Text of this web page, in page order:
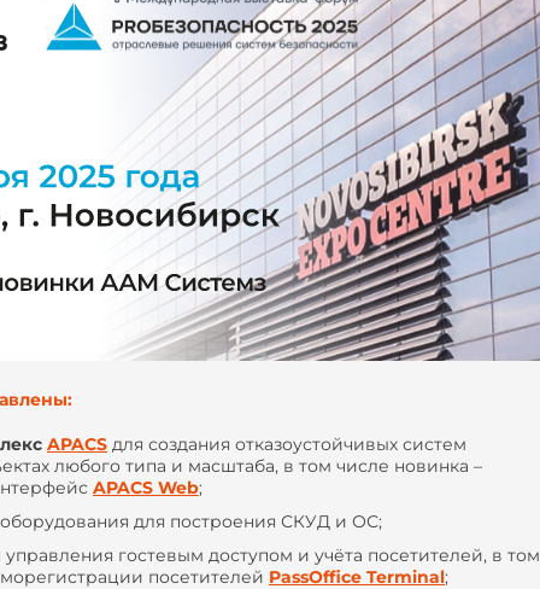
APACS для создания отказоустойчивых систем
любого типа и масштаба, в том числе новинка –
APACS Web;
для построения СКУД и ОС;
управления гостевым доступом и учёта посетителей, в том
посетителей PassOffice Terminal;